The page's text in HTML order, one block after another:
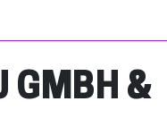
GMBH &